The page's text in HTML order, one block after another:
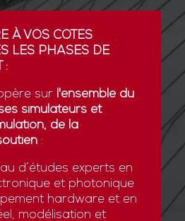
À VOS CÔTÉS
LES PHASES DE
:
sur l'ensemble du
simulateurs et
de la
:
d’études experts en
et photonique
hardware et en
modélisation et